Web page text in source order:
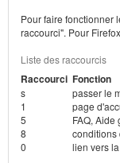
Pour faire fonctionner
raccourci". Pour
Liste des raccourcis
Raccourci Fonction
s
passer le
1
page
5
FAQ, Aide
8
conditions
0
lien vers